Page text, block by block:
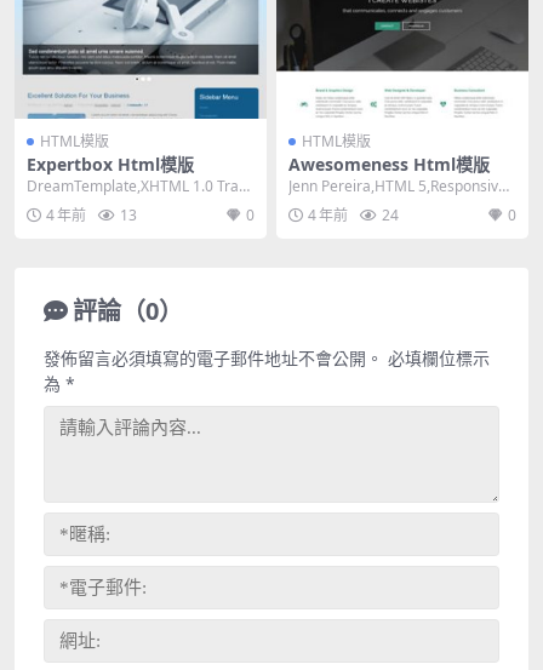
HTML模版
Expertbox Html模版
DreamTemplate,XHTML 1.0 Trans
itional,Fix...
4 年前 13 0
HTML模版
Awesomeness Html模版
Jenn Pereira,HTML 5,Responsive,
3 Column...
4 年前 24 0
評論（0）
發佈留言必須填寫的電子郵件地址不會公開。 必填欄位標示
為 *